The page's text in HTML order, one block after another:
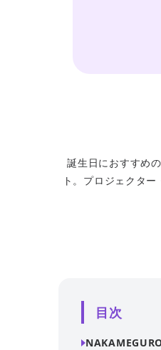
誕生日におすすめ
ト。プロジェクタ
目次